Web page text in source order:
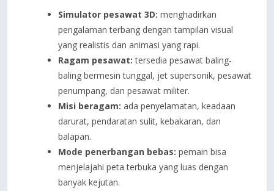
Simulator pesawat 3D: menghadirkan
pengalaman terbang dengan tampilan visual
yang realistis dan animasi yang rapi.
Ragam pesawat: tersedia pesawat baling-
baling bermesin tunggal, jet supersonik, pesawat
penumpang, dan pesawat militer.
Misi beragam: ada penyelamatan, keadaan
darurat, pendaratan sulit, kebakaran, dan
balapan.
Mode penerbangan bebas: pemain bisa
menjelajahi peta terbuka yang luas dengan
banyak kejutan.